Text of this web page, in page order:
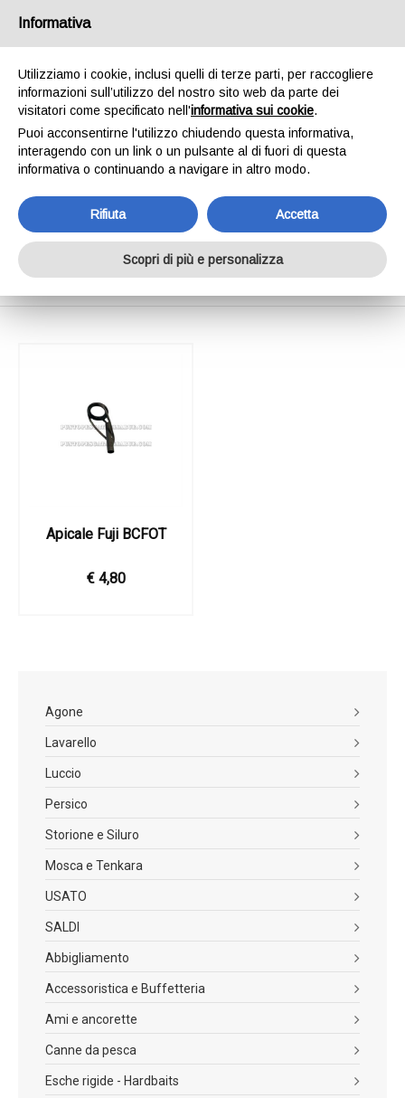
SPEDIAMO IN 24/48H - SPEDIZIONI GRATUITE
INVIA MESSAGGIO
Shop Online
Home
Apicale Fuji BCFOT
€ 4,80
Agone
Lavarello
Luccio
Persico
Storione e Siluro
Mosca e Tenkara
USATO
SALDI
Abbigliamento
Accessoristica e Buffetteria
Ami e ancorette
Canne da pesca
Esche rigide - Hardbaits
Informativa
Utilizziamo i cookie, inclusi quelli di terze parti, per raccogliere
informazioni sull’utilizzo del nostro sito web da parte dei
visitatori come specificato nell'informativa sui cookie.
Puoi acconsentirne l'utilizzo chiudendo questa informativa,
interagendo con un link o un pulsante al di fuori di questa
informativa o continuando a navigare in altro modo.
Rifiuta Accetta
Scopri di più e personalizza